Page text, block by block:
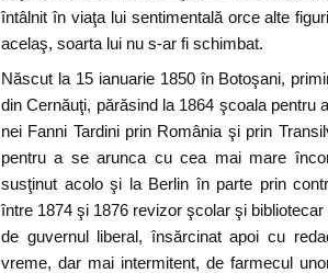
întâlnit în viaţa lui sentimentală orce alte
acelaş, soarta lui nu s-ar fi schimbat.
Născut la 15 ianuarie 1850 în Botoşani,
din Cernăuţi, părăsind la 1864 şcoala pentru
nei Fanni Tardini prin România şi prin
pentru a se arunca cu cea mai mare
susţinut acolo şi la Berlin în parte prin
între 1874 şi 1876 revizor şcolar şi
de guvernul liberal, însărcinat apoi cu
vreme, dar mai intermitent, de farmecul